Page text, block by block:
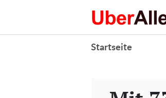
Startseite